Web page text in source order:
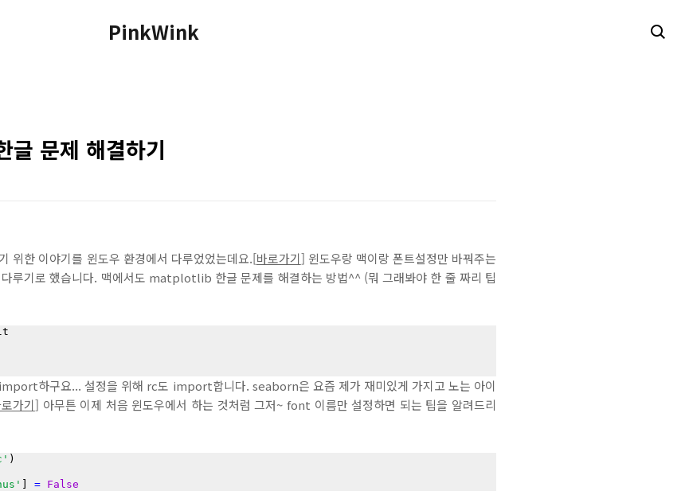
PinkWink
문제 해결하기
한 이야기를 윈도우 환경에서 다루었었는데요.[바로가기] 윈도우랑 맥이랑 폰트설정만 바꿔주는
루기로 했습니다. 맥에서도 matplotlib 한글 문제를 해결하는 방법^^ (뭐 그래봐야 한 줄 짜리 팁
하구요... 설정을 위해 rc도 import합니다. seaborn은 요즘 제가 재미있게 가지고 노는 아이
가기] 아무튼 이제 처음 윈도우에서 하는 것처럼 그저~ font 이름만 설정하면 되는 팁을 알려드리
)
= False